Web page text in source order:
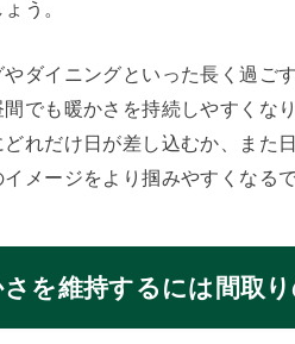
う。
ダイニングといった長く過ご
でも暖かさを持続しやすくなり
どれだけ日が差し込むか、また
メージをより掴みやすくなるで
を維持するには間取